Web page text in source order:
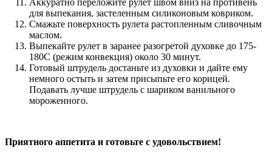
Аккуратно переложите рулет швом вниз на противень
для выпекания, застеленным силиконовым ковриком.
Смажьте поверхность рулета растопленным сливочным
маслом.
Выпекайте рулет в заранее разогретой духовке до 175-
180С (режим конвекция) около 30 минут.
Готовый штрудель достаньте из духовки и дайте ему
немного остыть и затем присыпьте его корицей.
Подавать лучше штрудель с шариком ванильного
мороженного.
Приятного аппетита и готовьте с удовольствием!